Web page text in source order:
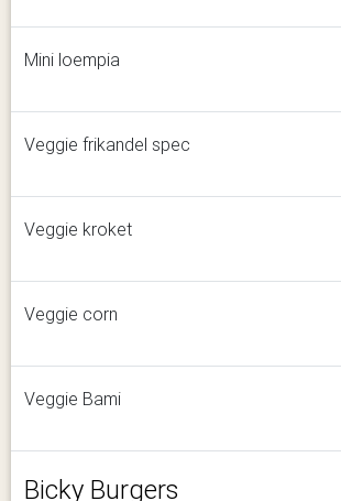
Mini loempia
Veggie frikandel spec
Veggie kroket
Veggie corn
Veggie Bami
Bicky Burgers